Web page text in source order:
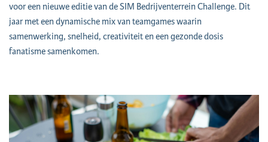
voor een nieuwe editie van de SIM Bedrijventerrein Challenge. Dit
jaar met een dynamische mix van teamgames waarin
samenwerking, snelheid, creativiteit en een gezonde dosis
fanatisme samenkomen.